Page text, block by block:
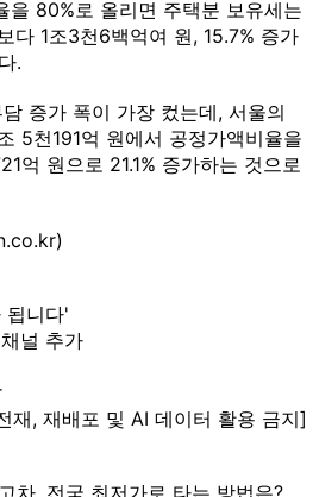
을 80%로 올리면 주택분 보유세는
다 1조3천6백억여 원, 15.7% 증가
.
증가 폭이 가장 컸는데, 서울의
5천191억 원에서 공정가액비율을
억 원으로 21.1% 증가하는 것으로
됩니다'
널 추가
재, 재배포 및 AI 데이터 활용 금지]